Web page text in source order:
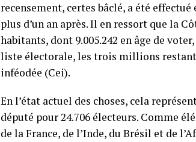
recensement, certes bâclé, a été
plus d’un an après. Il en ressort que la
habitants, dont 9.005.242 en âge de
liste électorale, les trois millions
inféodée (Cei).
En l’état actuel des choses, cela
député pour 24.706 électeurs. Comme
de la France, de l’Inde, du Brésil et de